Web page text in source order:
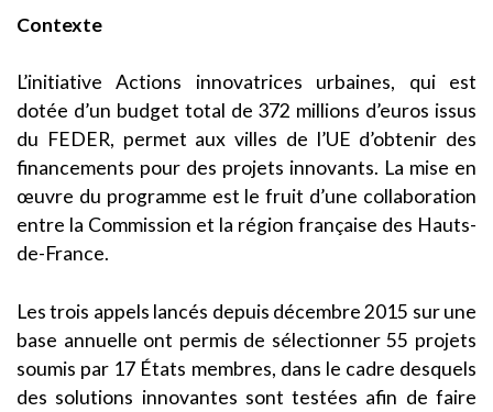
Contexte
L’initiative Actions innovatrices urbaines, qui est
dotée d’un budget total de 372 millions d’euros issus
du FEDER, permet aux villes de l’UE d’obtenir des
financements pour des projets innovants. La mise en
œuvre du programme est le fruit d’une collaboration
entre la Commission et la région française des Hauts-
de-France.
Les trois appels lancés depuis décembre 2015 sur une
base annuelle ont permis de sélectionner 55 projets
soumis par 17 États membres, dans le cadre desquels
des solutions innovantes sont testées afin de faire